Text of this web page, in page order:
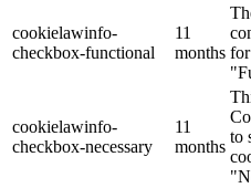
cookielawinfo-
checkbox-functional
11
months
cookielawinfo-
checkbox-necessary
11
months
to